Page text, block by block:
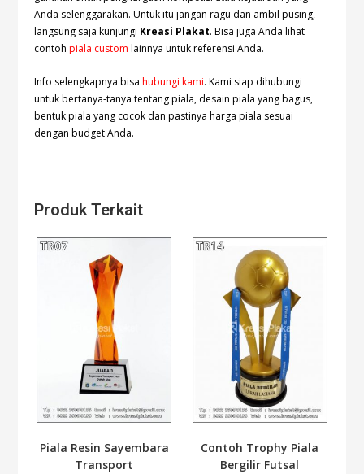
Anda selenggarakan. Untuk itu jangan ragu dan ambil pusing,
langsung saja kunjungi Kreasi Plakat. Bisa juga Anda lihat
contohpiala custom lainnya untuk referensi Anda.
Info selengkapnya bisahubungi kami. Kami siap dihubungi
untuk bertanya-tanya tentang piala, desain piala yang bagus,
bentuk piala yang cocok dan pastinya harga piala sesuai
dengan budget Anda.
Produk Terkait
Piala Resin Sayembara
Transport
Contoh Trophy Piala
Bergilir Futsal